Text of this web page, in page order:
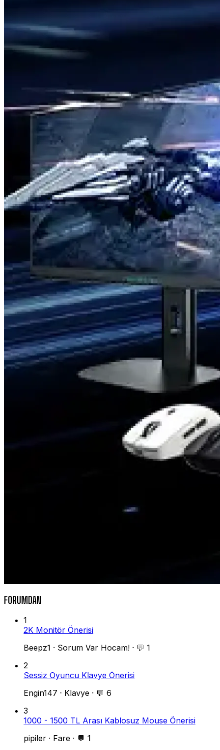
FORUMDAN
1
2K Monitör Önerisi
Beepz1 · Sorum Var Hocam! · 💬 1
2
Sessiz Oyuncu Klavye Önerisi
Engin147 · Klavye · 💬 6
3
1000 - 1500 TL Arası Kablosuz Mouse Önerisi
pipiler · Fare · 💬 1